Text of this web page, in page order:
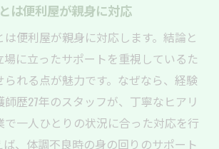
は便利屋が親身に対応
便利屋が親身に対応します。結論と
場に立ったサポートを重視しているた
られる点が魅力です。なぜなら、経験
歴27年のスタッフが、丁寧なヒアリ
で一人ひとりの状況に合った対応を行
ば、体調不良時の身の回りのサポート